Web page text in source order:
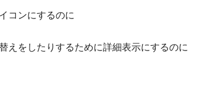
コンにするのに
えをしたりするために詳細表示にするのに